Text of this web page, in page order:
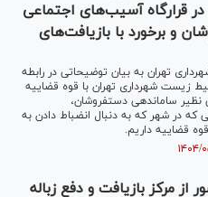
قرارگاه آسیب‌های اجتماعی
و برخورد با بازیافت‌های
تهران به بیان توضیحاتی در رابطه
زیست شهرداری تهران با قوه قضاییه
نظیر ساماندهی دستفروشان،
در شهر که به دنبال انضباط دادن به
قضاییه داریم.
از مرکز بازیافت و دفع زباله